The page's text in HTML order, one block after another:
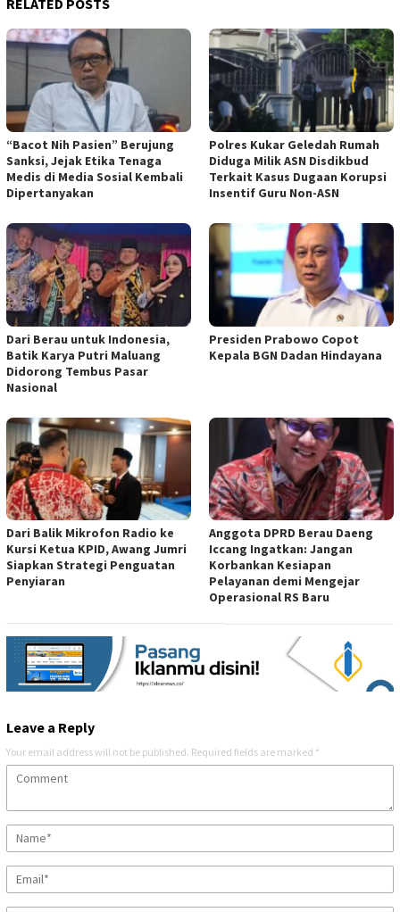
“Bacot Nih Pasien” Berujung
Sanksi, Jejak Etika Tenaga
Medis di Media Sosial Kembali
Dipertanyakan
Polres Kukar Geledah Rumah
Diduga Milik ASN Disdikbud
Terkait Kasus Dugaan Korupsi
Insentif Guru Non-ASN
Dari Berau untuk Indonesia,
Batik Karya Putri Maluang
Didorong Tembus Pasar
Nasional
Presiden Prabowo Copot
Kepala BGN Dadan Hindayana
Dari Balik Mikrofon Radio ke
Kursi Ketua KPID, Awang Jumri
Siapkan Strategi Penguatan
Penyiaran
Anggota DPRD Berau Daeng
Iccang Ingatkan: Jangan
Korbankan Kesiapan
Pelayanan demi Mengejar
Operasional RS Baru
Leave a Reply
Your email address will not be published. Required fields are marked *